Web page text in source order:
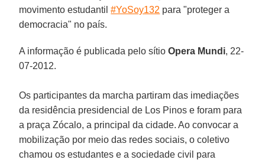
movimento estudantil#YoSoy132 para "proteger a
democracia" no país.
A informação é publicada pelo sítioOpera Mundi, 22-
07-2012.
Os participantes da marcha partiram das imediações
da residência presidencial de Los Pinos e foram para
a praça Zócalo, a principal da cidade. Ao convocar a
mobilização por meio das redes sociais, o coletivo
chamou os estudantes e a sociedade civil para